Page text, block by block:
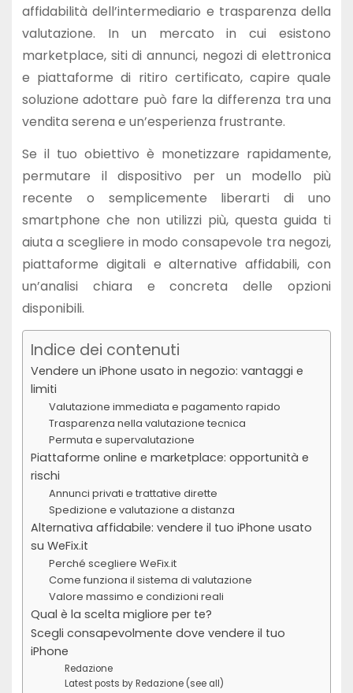
affidabilità dell’intermediario e trasparenza della
valutazione. In un mercato in cui esistono
marketplace, siti di annunci, negozi di elettronica
e piattaforme di ritiro certificato, capire quale
soluzione adottare può fare la differenza tra una
vendita serena e un’esperienza frustrante.
Se il tuo obiettivo è monetizzare rapidamente,
permutare il dispositivo per un modello più
recente o semplicemente liberarti di uno
smartphone che non utilizzi più, questa guida ti
aiuta a scegliere in modo consapevole tra negozi,
piattaforme digitali e alternative affidabili, con
un’analisi chiara e concreta delle opzioni
disponibili.
Indice dei contenuti
Vendere un iPhone usato in negozio: vantaggi e
limiti
Valutazione immediata e pagamento rapido
Trasparenza nella valutazione tecnica
Permuta e supervalutazione
Piattaforme online e marketplace: opportunità e
rischi
Annunci privati e trattative dirette
Spedizione e valutazione a distanza
Alternativa affidabile: vendere il tuo iPhone usato
su WeFix.it
Perché scegliere WeFix.it
Come funziona il sistema di valutazione
Valore massimo e condizioni reali
Qual è la scelta migliore per te?
Scegli consapevolmente dove vendere il tuo
iPhone
Redazione
Latest posts by Redazione (see all)